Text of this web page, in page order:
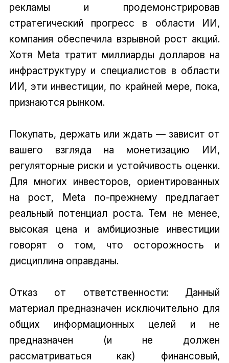
рекламы и продемонстрировав
стратегический прогресс в области ИИ,
компания обеспечила взрывной рост акций.
Хотя Meta тратит миллиарды долларов на
инфраструктуру и специалистов в области
ИИ, эти инвестиции, по крайней мере, пока,
признаются рынком.
Покупать, держать или ждать — зависит от
вашего взгляда на монетизацию ИИ,
регуляторные риски и устойчивость оценки.
Для многих инвесторов, ориентированных
на рост, Meta по-прежнему предлагает
реальный потенциал роста. Тем не менее,
высокая цена и амбициозные инвестиции
говорят о том, что осторожность и
дисциплина оправданы.
Отказ от ответственности: Данный
материал предназначен исключительно для
общих информационных целей и не
предназначен (и не должен
рассматриваться как) финансовый,